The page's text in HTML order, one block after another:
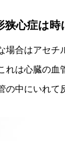
狭心症は
場合はアセチ
れは心臓の
の中にいれて